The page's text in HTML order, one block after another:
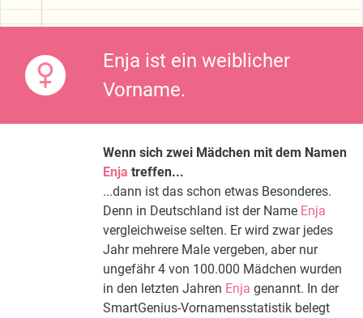
Enja ist ein weiblicher
Vorname.
Wenn sich zwei Mädchen mit dem Namen
Enja treffen...
...dann ist das schon etwas Besonderes.
Denn in Deutschland ist der Name Enja
vergleichweise selten. Er wird zwar jedes
Jahr mehrere Male vergeben, aber nur
ungefähr 4 von 100.000 Mädchen wurden
in den letzten Jahren Enja genannt. In der
SmartGenius-Vornamensstatistik belegt